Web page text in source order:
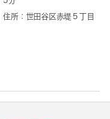
住所：世田谷区赤堤５丁目